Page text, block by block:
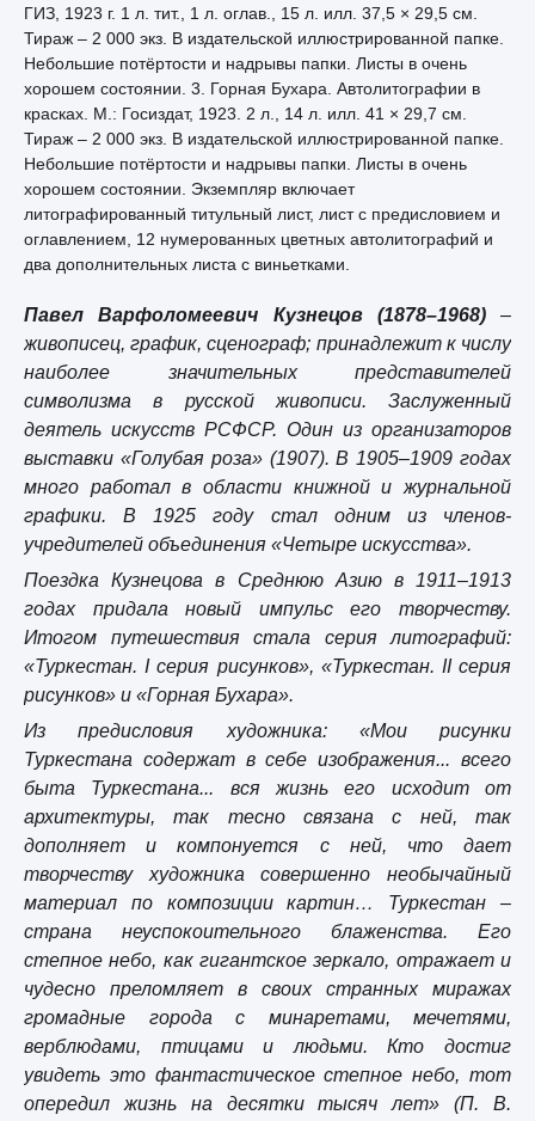
ГИЗ, 1923 г. 1 л. тит., 1 л. оглав., 15 л. илл. 37,5 × 29,5 см.
Тираж – 2 000 экз. В издательской иллюстрированной папке.
Небольшие потёртости и надрывы папки. Листы в очень
хорошем состоянии. 3. Горная Бухара. Автолитографии в
красках. М.: Госиздат, 1923. 2 л., 14 л. илл. 41 × 29,7 см.
Тираж – 2 000 экз. В издательской иллюстрированной папке.
Небольшие потёртости и надрывы папки. Листы в очень
хорошем состоянии. Экземпляр включает
литографированный титульный лист, лист с предисловием и
оглавлением, 12 нумерованных цветных автолитографий и
два дополнительных листа с виньетками.
Павел Варфоломеевич Кузнецов (1878–1968)–
живописец, график, сценограф; принадлежит к числу
наиболее значительных представителей
символизма в русской живописи. Заслуженный
деятель искусств РСФСР. Один из организаторов
выставки «Голубая роза» (1907). В 1905–1909 годах
много работал в области книжной и журнальной
графики. В 1925 году стал одним из членов-
учредителей объединения «Четыре искусства».
Поездка Кузнецова в Среднюю Азию в 1911–1913
годах придала новый импульс его творчеству.
Итогом путешествия стала серия литографий:
«Туркестан. I серия рисунков», «Туркестан. II серия
рисунков» и «Горная Бухара».
Из предисловия художника: «Мои рисунки
Туркестана содержат в себе изображения... всего
быта Туркестана... вся жизнь его исходит от
архитектуры, так тесно связана с ней, так
дополняет и компонуется с ней, что дает
творчеству художника совершенно необычайный
материал по композиции картин… Туркестан –
страна неуспокоительного блаженства. Его
степное небо, как гигантское зеркало, отражает и
чудесно преломляет в своих странных миражах
громадные города с минаретами, мечетями,
верблюдами, птицами и людьми. Кто достиг
увидеть это фантастическое степное небо, тот
опередил жизнь на десятки тысяч лет» (П. В.